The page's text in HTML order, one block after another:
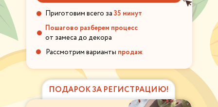
Приготовим всего за 35 минут
Пошагово разберем процесс
от замеса до декора
Рассмотрим варианты продаж
ПОДАРОК ЗА РЕГИСТРАЦИЮ!